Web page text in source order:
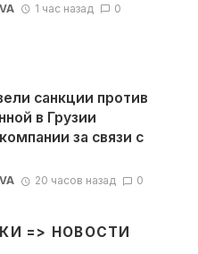
1 час назад 0
санкции против
в Грузии
за связи с
20 часов назад 0
=> НОВОСТИ